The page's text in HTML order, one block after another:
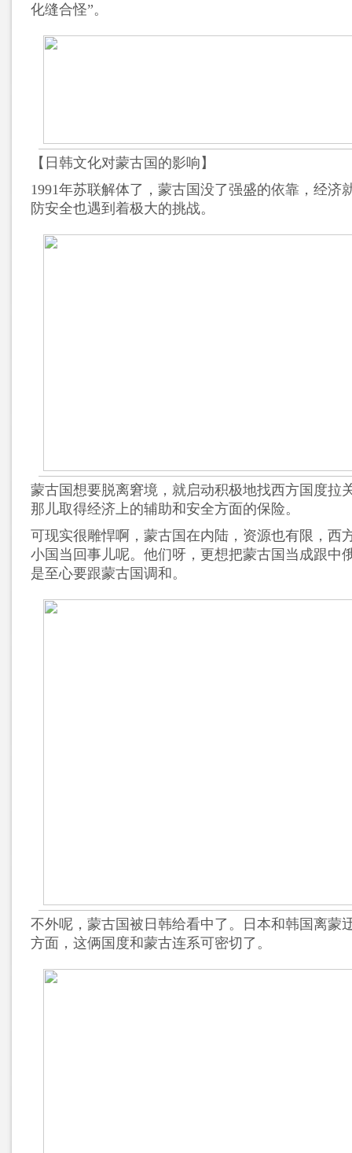
化缝合怪”。
【日韩文化对蒙古国的影响】
1991年苏联解体了，蒙古国没了强盛的依靠，经济
防安全也遇到着极大的挑战。
蒙古国想要脱离窘境，就启动积极地找西方国度拉
那儿取得经济上的辅助和安全方面的保险。
可现实很雕悍啊，蒙古国在内陆，资源也有限，西
小国当回事儿呢。他们呀，更想把蒙古国当成跟中
是至心要跟蒙古国调和。
不外呢，蒙古国被日韩给看中了。日本和韩国离蒙
方面，这俩国度和蒙古连系可密切了。